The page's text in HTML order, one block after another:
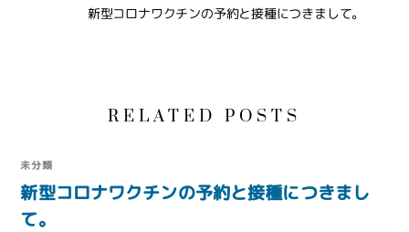
新型コロナワクチンの予約と接種につきまして。
RELATED POSTS
未分類
新型コロナワクチンの予約と接種につきまし
て。